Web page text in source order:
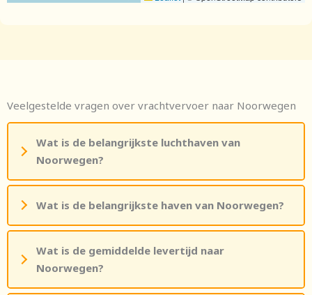
Veelgestelde vragen over vrachtvervoer naar Noorwegen
Wat is de belangrijkste luchthaven van
Noorwegen?
Wat is de belangrijkste haven van Noorwegen?
Wat is de gemiddelde levertijd naar
Noorwegen?